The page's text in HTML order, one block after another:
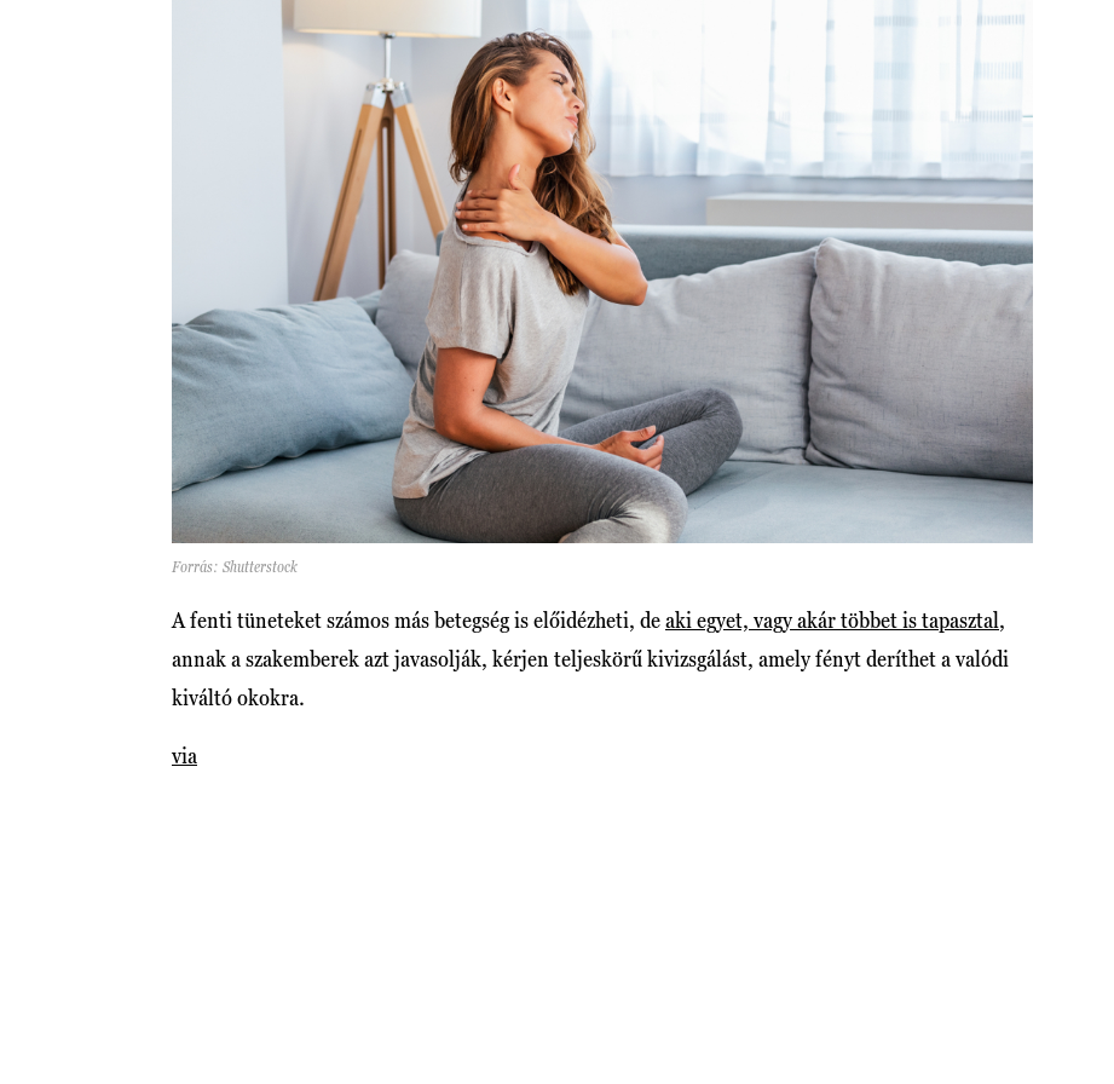
Forrás: Shutterstock
A fenti tüneteket számos más betegség is előidézheti, deaki egyet, vagy akár többet is tapasztal,
annak a szakemberek azt javasolják, kérjen teljeskörű kivizsgálást, amely fényt deríthet a valódi
kiváltó okokra.
via